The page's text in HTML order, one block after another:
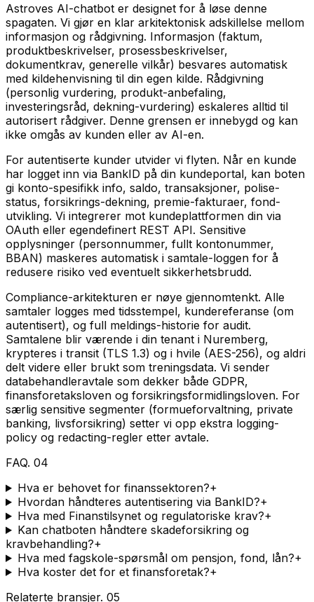
Astroves AI-chatbot er designet for å løse denne
spagaten. Vi gjør en klar arkitektonisk adskillelse mellom
informasjon og rådgivning. Informasjon (faktum,
produktbeskrivelser, prosessbeskrivelser,
dokumentkrav, generelle vilkår) besvares automatisk
med kildehenvisning til din egen kilde. Rådgivning
(personlig vurdering, produkt-anbefaling,
investeringsråd, dekning-vurdering) eskaleres alltid til
autorisert rådgiver. Denne grensen er innebygd og kan
ikke omgås av kunden eller av AI-en.
For autentiserte kunder utvider vi flyten. Når en kunde
har logget inn via BankID på din kundeportal, kan boten
gi konto-spesifikk info, saldo, transaksjoner, polise-
status, forsikrings-dekning, premie-fakturaer, fond-
utvikling. Vi integrerer mot kundeplattformen din via
OAuth eller egendefinert REST API. Sensitive
opplysninger (personnummer, fullt kontonummer,
BBAN) maskeres automatisk i samtale-loggen for å
redusere risiko ved eventuelt sikkerhetsbrudd.
Compliance-arkitekturen er nøye gjennomtenkt. Alle
samtaler logges med tidsstempel, kundereferanse (om
autentisert), og full meldings-historie for audit.
Samtalene blir værende i din tenant i Nuremberg,
krypteres i transit (TLS 1.3) og i hvile (AES-256), og aldri
delt videre eller brukt som treningsdata. Vi sender
databehandleravtale som dekker både GDPR,
finansforetaksloven og forsikringsformidlingsloven. For
særlig sensitive segmenter (formueforvaltning, private
banking, livsforsikring) setter vi opp ekstra logging-
policy og redacting-regler etter avtale.
FAQ. 04
Hva er behovet for finanssektoren?+
Hvordan håndteres autentisering via BankID?+
Hva med Finanstilsynet og regulatoriske krav?+
Kan chatboten håndtere skadeforsikring og
kravbehandling?+
Hva med fagskole-spørsmål om pensjon, fond, lån?+
Hva koster det for et finansforetak?+
Relaterte bransjer. 05